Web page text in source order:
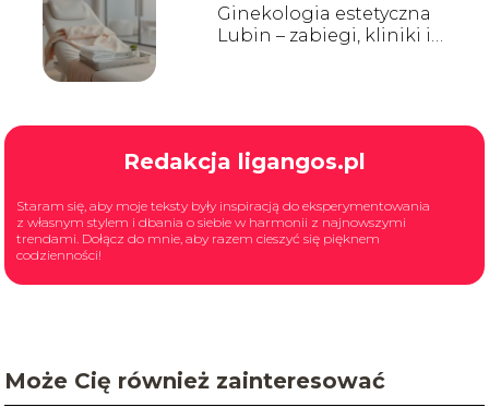
Ginekologia estetyczna
Lubin – zabiegi, kliniki i
Redakcja ligangos.pl
Staram się, aby moje teksty były inspiracją do eksperymentowania
z własnym stylem i dbania o siebie w harmonii z najnowszymi
trendami. Dołącz do mnie, aby razem cieszyć się pięknem
codzienności!
Może Cię również zainteresować